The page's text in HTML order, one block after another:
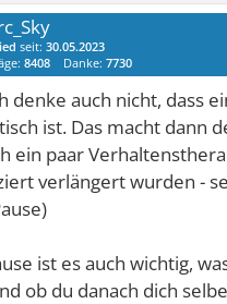
seit:30.05.2023
8408 Danke:7730
denke auch nicht, dass
ist. Das macht dann
ein paar
verlängert wurden -
ist es auch wichtig,
ob du danach dich